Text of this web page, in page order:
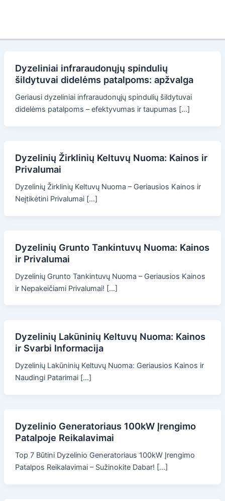
Dyzeliniai infraraudonųjų spindulių
šildytuvai didelėms patalpoms: apžvalga
Geriausi dyzeliniai infraraudonųjų spindulių šildytuvai
didelėms patalpoms – efektyvumas ir taupumas […]
Dyzelinių Žirklinių Keltuvų Nuoma: Kainos ir
Privalumai
Dyzelinių Žirklinių Keltuvų Nuoma – Geriausios Kainos ir
Neįtikėtini Privalumai […]
Dyzelinių Grunto Tankintuvų Nuoma: Kainos
ir Privalumai
Dyzelinių Grunto Tankintuvų Nuoma – Geriausios Kainos
ir Nepakeičiami Privalumai! […]
Dyzelinių Lakūninių Keltuvų Nuoma: Kainos
ir Svarbi Informacija
Dyzelinių Lakūninių Keltuvų Nuoma: Geriausios Kainos ir
Naudingi Patarimai […]
Dyzelinio Generatoriaus 100kW Įrengimo
Patalpoje Reikalavimai
Top 7 Būtini Dyzelinio Generatoriaus 100kW Įrengimo
Patalpos Reikalavimai – Sužinokite Dabar! […]